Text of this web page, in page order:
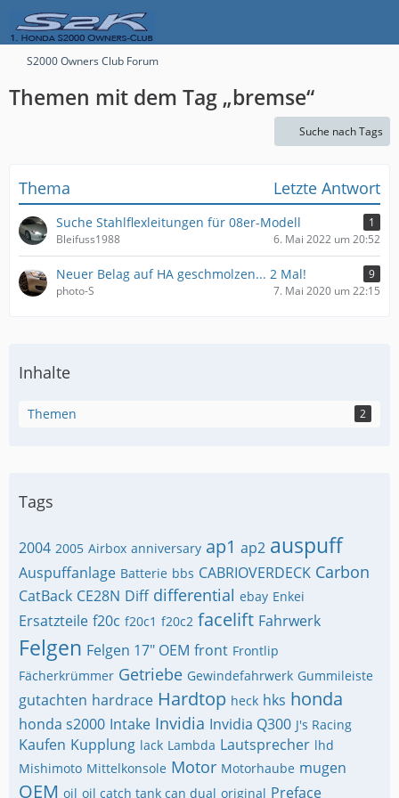
S2000 Owners Club Forum
Themen mit dem Tag „bremse“
Suche nach Tags
Thema Letzte Antwort
Suche Stahlflexleitungen für 08er-Modell
1
Bleifuss1988
6. Mai 2022 um 20:52
Neuer Belag auf HA geschmolzen... 2 Mal!
9
photo-S
7. Mai 2020 um 22:15
Inhalte
Themen 2
Tags
2004 2005 Airbox anniversary ap1 ap2 auspuff
Auspuffanlage Batterie bbs CABRIOVERDECK Carbon
CatBack CE28N Diff differential ebay Enkei
Ersatzteile f20c f20c1 f20c2 facelift Fahrwerk
Felgen Felgen 17" OEM front Frontlip
Fächerkrümmer Getriebe Gewindefahrwerk Gummileiste
gutachten hardrace Hardtop heck hks honda
honda s2000 Intake Invidia Invidia Q300 J's Racing
Kaufen Kupplung lack Lambda Lautsprecher lhd
Mishimoto Mittelkonsole Motor Motorhaube mugen
OEM oil oil catch tank can dual original Preface